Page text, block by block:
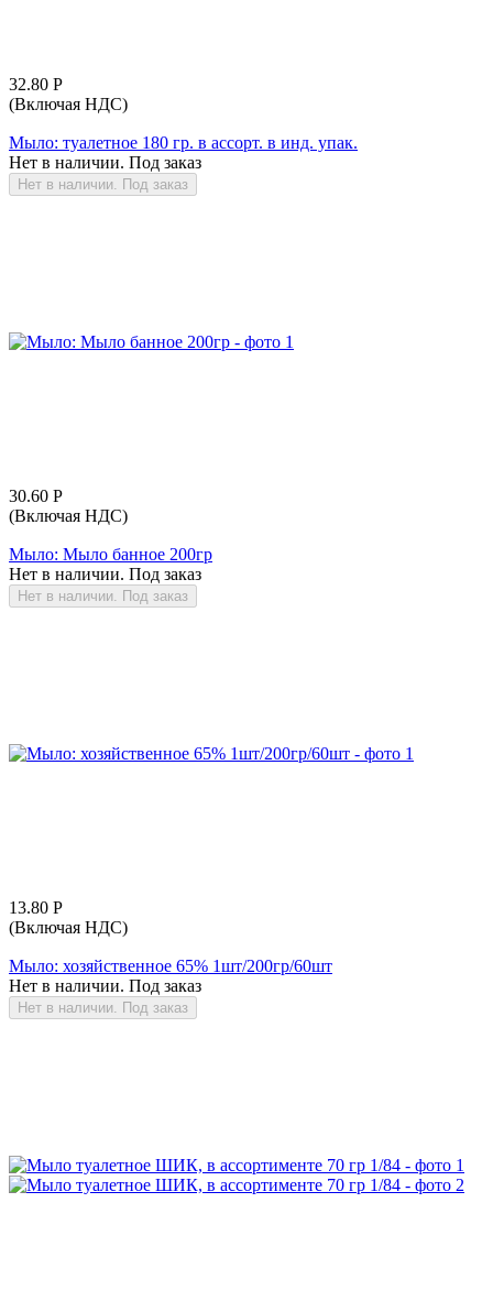
32.80 Р
(Включая НДС)
Мыло: туалетное 180 гр. в ассорт. в инд. упак.
Нет в наличии. Под заказ
Нет в наличии. Под заказ
30.60 Р
(Включая НДС)
Мыло: Мыло банное 200гр
Нет в наличии. Под заказ
Нет в наличии. Под заказ
13.80 Р
(Включая НДС)
Мыло: хозяйственное 65% 1шт/200гр/60шт
Нет в наличии. Под заказ
Нет в наличии. Под заказ